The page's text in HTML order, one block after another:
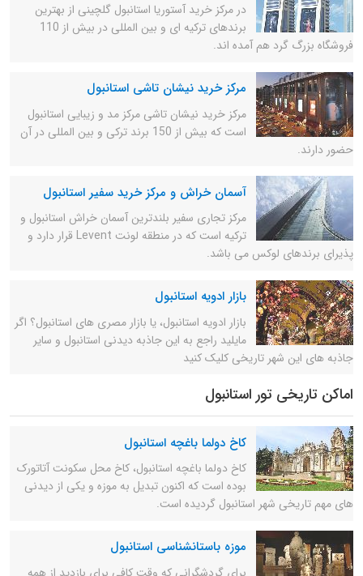
در مرکز خرید آستوریا استانبول گلچینی از بهترین
برندهای ترکیه ای و بین المللی در بیش از 110
فروشگاه بزرگ گرد هم آمده اند.
مرکز خرید نیشان تاشی استانبول
مرکز خرید نیشان تاشی مرکز مد و زیبایی استانبول
است که بیش از 150 برند ترکی و بین المللی در آن
حضور دارند.
آسمان خراش و مرکز خرید سفیر استانبول
مرکز تجاری سفیر بلندترین آسمان خراش استانبول و
ترکیه است که در منطقه لونت Levent قرار دارد و
پذیرای برندهای لوکس می باشد.
بازار ادویه استانبول
بازار ادویه استانبول، یا بازار مصری های استانبول؟ اگر
مایلید راجع به این جاذبه دیدنی استانبول و سایر
جاذبه های این شهر تاریخی کلیک کنید
اماکن تاریخی تور استانبول
کاخ دولما باغچه استانبول
کاخ دولما باغچه استانبول، کاخ محل سکونت آتاتورک
بوده است که اکنون تبدیل به موزه و یکی از دیدنی
های مهم تاریخی شهر استانبول گردیده است.
موزه باستانشناسی استانبول
برای گردشگرانی که وقت کافی برای بازدید از همه